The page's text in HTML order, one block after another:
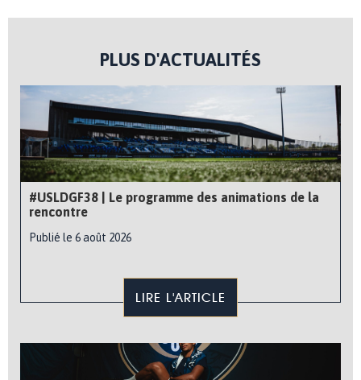
PLUS D'ACTUALITÉS
#USLDGF38 | Le programme des animations de la
rencontre
Publié le 6 août 2026
LIRE L'ARTICLE